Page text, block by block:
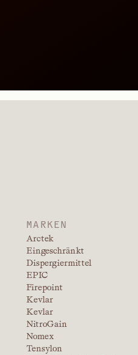
MARKEN
Arctek
Eingeschränkt
Dispergiermittel
EPIC
Firepoint
Kevlar
Kevlar
NitroGain
Nomex
Tensylon